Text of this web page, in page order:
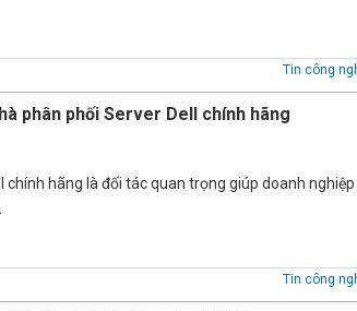
Tin công
phân phối Server Dell chính hãng
chính hãng là đối tác quan trọng giúp doanh nghiệp
Tin công